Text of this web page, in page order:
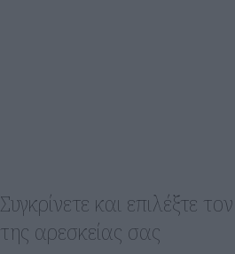
Συγκρίνετε και επιλέξτε
της αρεσκείας σας